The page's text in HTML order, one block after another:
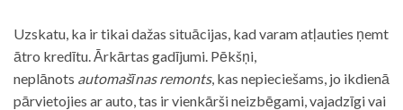
Uzskatu, ka ir tikai dažas situācijas, kad varam atļauties ņemt
ātro kredītu. Ārkārtas gadījumi. Pēkšņi,
neplānots automašīnas remonts, kas nepieciešams, jo ikdienā
pārvietojies ar auto, tas ir vienkārši neizbēgami, vajadzīgi vai